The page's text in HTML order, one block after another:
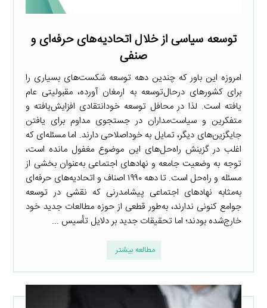
توسعه سیاسی از خلال اتحادیه‌های حرفه‌ای و
صنفی
امروزه این باور که چندین دهه توسعه شکست‌های بسیاری را
برای کشورهای درحال‌توسعه به ارمغان آورده، مقبولیتی عام
یافته است. لذا در محافل توسعه خودانتقادی افزایش‌یافته و
متفکرین و سیاست‌مداران در جستجوی مداوم برای یافتن
جایگزین‌های دیگر، تمایل به خوداصلاحی دارند. اما مسئله‌ای که
اغلب در گزینش راه‌حل‌های این موضوع مغفول مانده است،
توجه به وضعیت جامعه و نهادهای اجتماعی به‌عنوان بخشی از
مسئله و راه‌حل است. تا دهه ۱۹۹۰ اصناف و اتحادیه‌های حرفه‌ای
به‌مثابه نهادهای اجتماعی پیشامدرنی که نقشی در توسعه
جوامع کنونی ندارند، به‌طور قطعی از حوزه مطالعات جدید خود
خارج‌شده بودند؛ اما تحقیقات جدید بر دلایل تأسیس ...
مطالعه بیشتر